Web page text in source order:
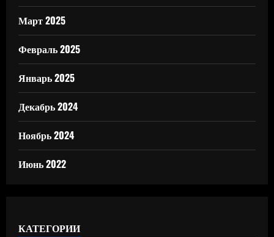
Март 2025
Февраль 2025
Январь 2025
Декабрь 2024
Ноябрь 2024
Июнь 2022
КАТЕГОРИИ